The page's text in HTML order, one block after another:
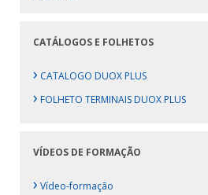
CATÁLOGOS E FOLHETOS
› CATALOGO DUOX PLUS
› FOLHETO TERMINAIS DUOX PLUS
VÍDEOS DE FORMAÇÃO
› Vídeo-formação